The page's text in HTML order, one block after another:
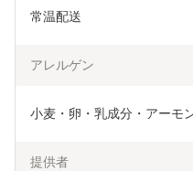
常温配送
アレルゲン
小麦・卵・乳成分・アーモ
提供者